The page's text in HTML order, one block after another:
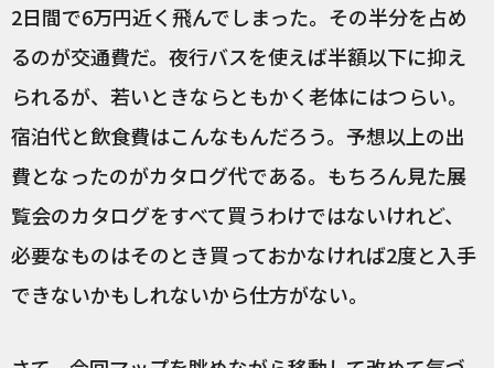
2日間で6万円近く飛んでしまった。その半分を占め
るのが交通費だ。夜行バスを使えば半額以下に抑え
られるが、若いときならともかく老体にはつらい。
宿泊代と飲食費はこんなもんだろう。予想以上の出
費となったのがカタログ代である。もちろん見た展
覧会のカタログをすべて買うわけではないけれど、
必要なものはそのとき買っておかなければ2度と入手
できないかもしれないから仕方がない。